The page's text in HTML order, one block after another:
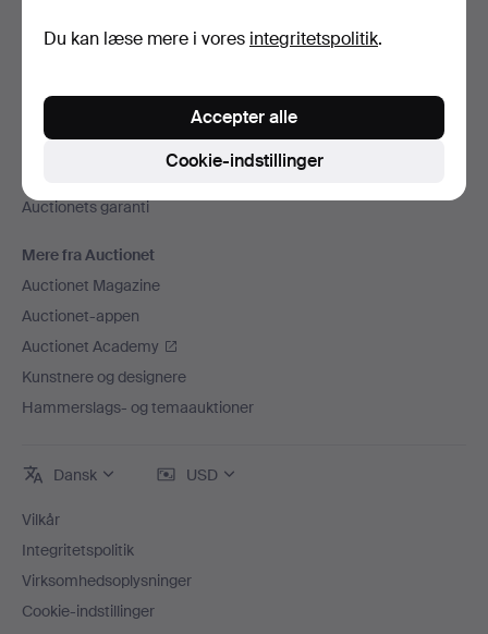
Sociale medier
Ledige stillinger
Auctionets garanti
Mere fra Auctionet
Auctionet Magazine
Auctionet-appen
Auctionet Academy
Kunstnere og designere
Hammerslags- og temaauktioner
Dansk USD
Vilkår
Integritetspolitik
Virksomhedsoplysninger
Cookie-indstillinger
Du kan læse mere i vores integritetspolitik.
Cookie-indstillinger
Accepter alle